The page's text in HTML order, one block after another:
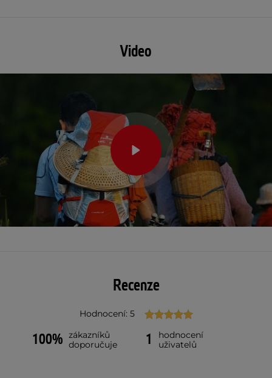
Video
Recenze
Hodnocení: 5
100% zákazníků
doporučuje
1
hodnocení
uživatelů